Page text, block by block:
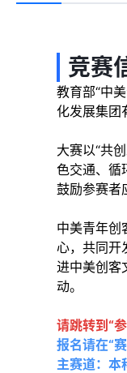
竞赛
教育部“中
化发展集团
大赛以“共
色交通、循
鼓励参赛者
中美青年创
心，共同开
进中美创客
动。
请跳转到“
报名请在“
主赛道：本